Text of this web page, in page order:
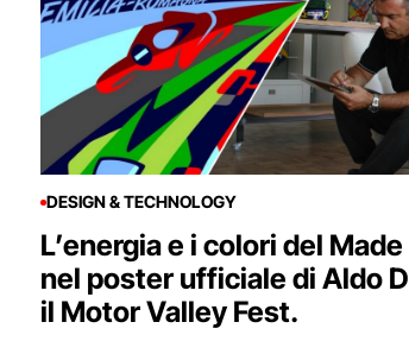
DESIGN & TECHNOLOGY
L’energia e i colori del
nel poster ufficiale di Aldo
il Motor Valley Fest.